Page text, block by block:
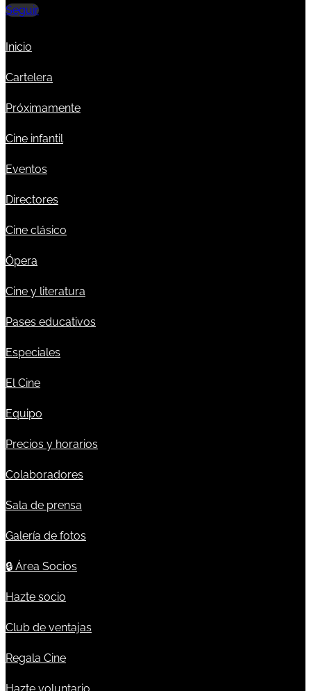
Seguir
Inicio
Cartelera
Próximamente
Cine infantil
Eventos
Directores
Cine clásico
Ópera
Cine y literatura
Pases educativos
Especiales
El Cine
Equipo
Precios y horarios
Colaboradores
Sala de prensa
Galería de fotos
🔒 Área Socios
Hazte socio
Club de ventajas
Regala Cine